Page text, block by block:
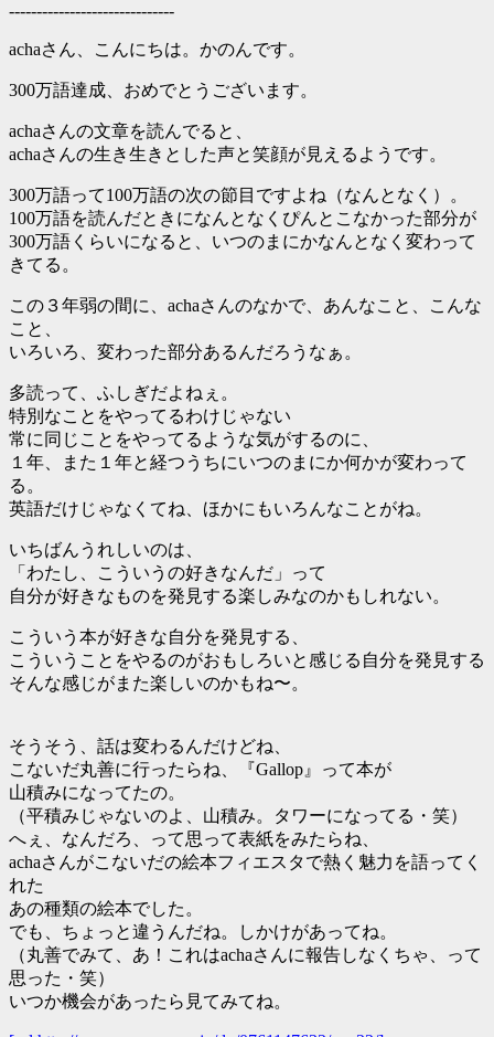
------------------------------
achaさん、こんにちは。かのんです。
300万語達成、おめでとうございます。
achaさんの文章を読んでると、
achaさんの生き生きとした声と笑顔が見えるようです。
300万語って100万語の次の節目ですよね（なんとなく）。
100万語を読んだときになんとなくぴんとこなかった部分が
300万語くらいになると、いつのまにかなんとなく変わって
きてる。
この３年弱の間に、achaさんのなかで、あんなこと、こんな
こと、
いろいろ、変わった部分あるんだろうなぁ。
多読って、ふしぎだよねぇ。
特別なことをやってるわけじゃない
常に同じことをやってるような気がするのに、
１年、また１年と経つうちにいつのまにか何かが変わって
る。
英語だけじゃなくてね、ほかにもいろんなことがね。
いちばんうれしいのは、
「わたし、こういうの好きなんだ」って
自分が好きなものを発見する楽しみなのかもしれない。
こういう本が好きな自分を発見する、
こういうことをやるのがおもしろいと感じる自分を発見する
そんな感じがまた楽しいのかもね〜。
そうそう、話は変わるんだけどね、
こないだ丸善に行ったらね、『Gallop』って本が
山積みになってたの。
（平積みじゃないのよ、山積み。タワーになってる・笑）
へぇ、なんだろ、って思って表紙をみたらね、
achaさんがこないだの絵本フィエスタで熱く魅力を語ってく
れた
あの種類の絵本でした。
でも、ちょっと違うんだね。しかけがあってね。
（丸善でみて、あ！これはachaさんに報告しなくちゃ、って
思った・笑）
いつか機会があったら見てみてね。